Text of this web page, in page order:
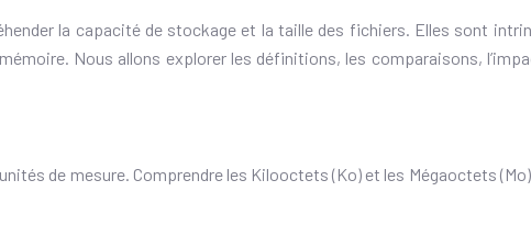
la capacité de stockage et la taille des fichiers. Elles sont
Nous allons explorer les définitions, les comparaisons,
de mesure. Comprendre les Kilooctets (Ko) et les Mégaoctets